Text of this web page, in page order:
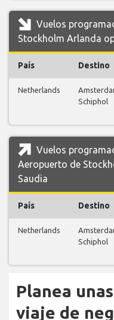
Vuelos
Stockholm Arlanda
País Destino
Netherlands
Schiphol
Vuelos
Aeropuerto de
Saudia
País Destino
Netherlands
Schiphol
Planea
viaje de